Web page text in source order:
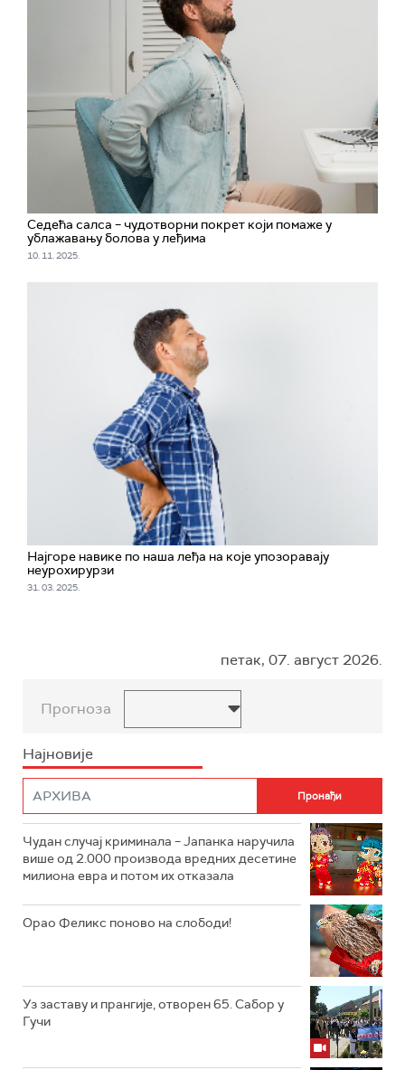
Седећa салса – чудотворни покрет који помаже у
ублажавању болова у леђима
10. 11. 2025.
Најгоре навике по наша леђа на које упозоравају
неурохирурзи
31. 03. 2025.
петак, 07. август 2026.
Прогноза
Најновије
Чудан случај криминала – Јапанка наручила
више од 2.000 производа вредних десетине
милиона евра и потом их отказала
Орао Феликс поново на слободи!
Уз заставу и прангије, отворен 65. Сабор у
Гучи